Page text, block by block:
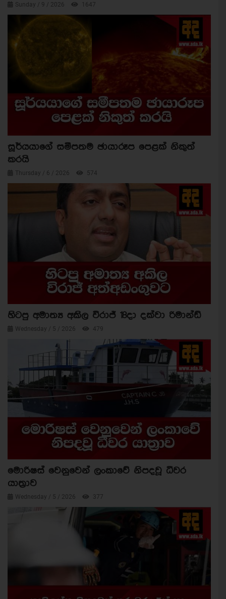
Sunday / 9 / 2026 1647
සූර්යයාගේ සමීපතම ඡායාරූප පෙළක් නිකුත්
කරයි
Thursday / 6 / 2026 574
හිටපු අමාත්‍ය අකිල විරාජ් 18දා දක්වා රිමාන්ඩ්
Wednesday / 5 / 2026 479
මොරිෂස් වෙනුවෙන් ලංකාවේ නිපදවූ ධීවර
යාත්‍රාව
Wednesday / 5 / 2026 377